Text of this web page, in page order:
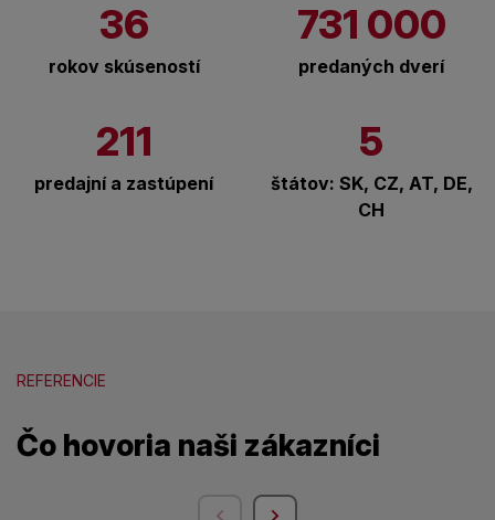
36
rokov skúseností
731 000
predaných dverí
211
predajní a zastúpení
5
štátov: SK, CZ, AT, DE,
CH
REFERENCIE
Čo hovoria naši zákazníci